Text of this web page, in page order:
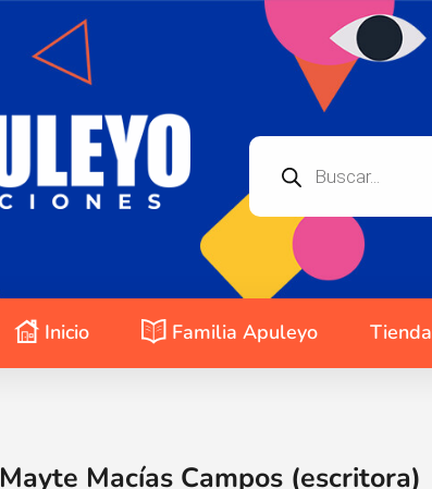
Inicio Familia Apuleyo Tienda
Mayte Macías Campos (escritora)